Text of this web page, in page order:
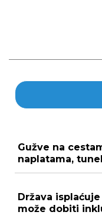
Gužve na
naplatama,
Država
može dobiti